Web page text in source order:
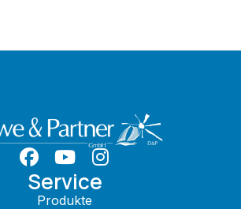
Service
Produkte